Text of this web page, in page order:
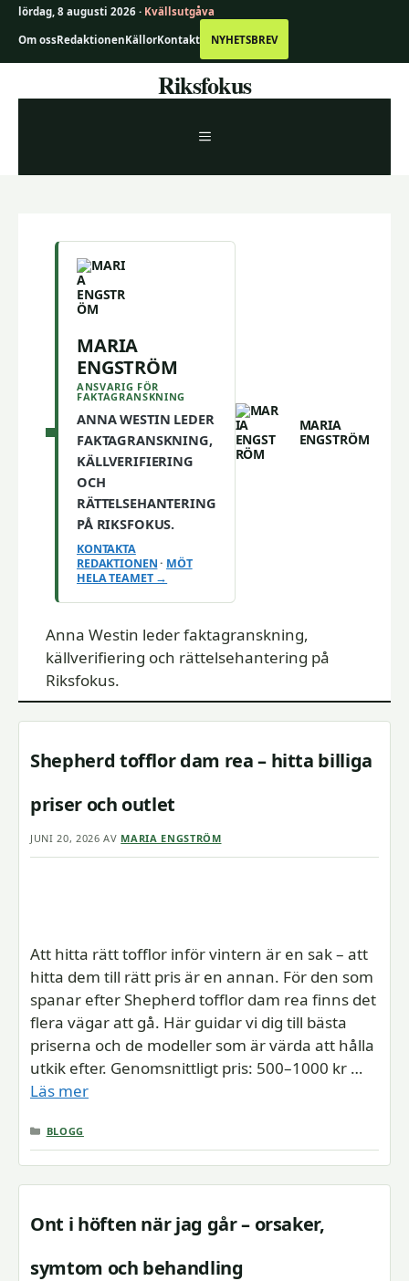
lördag, 8 augusti 2026 · Kvällsutgåva
Om ossRedaktionenKällorKontakt NYHETSBREV
Riksfokus
MENY
MARIA
ENGSTRÖM
ANSVARIG FÖR
FAKTAGRANSKNING
ANNA WESTIN LEDER
FAKTAGRANSKNING,
KÄLLVERIFIERING
OCH
RÄTTELSEHANTERING
PÅ RIKSFOKUS.
KONTAKTA
REDAKTIONEN· MÖT
HELA TEAMET →
MARIA
ENGSTRÖM
Anna Westin leder faktagranskning,
källverifiering och rättelsehantering på
Riksfokus.
Shepherd tofflor dam rea – hitta billiga
priser och outlet
JUNI 20, 2026 AV MARIA ENGSTRÖM
Att hitta rätt tofflor inför vintern är en sak – att
hitta dem till rätt pris är en annan. För den som
spanar efter Shepherd tofflor dam rea finns det
flera vägar att gå. Här guidar vi dig till bästa
priserna och de modeller som är värda att hålla
utkik efter. Genomsnittligt pris: 500–1000 kr …
Läs mer
KATEGORIER
BLOGG
Ont i höften när jag går – orsaker,
symtom och behandling